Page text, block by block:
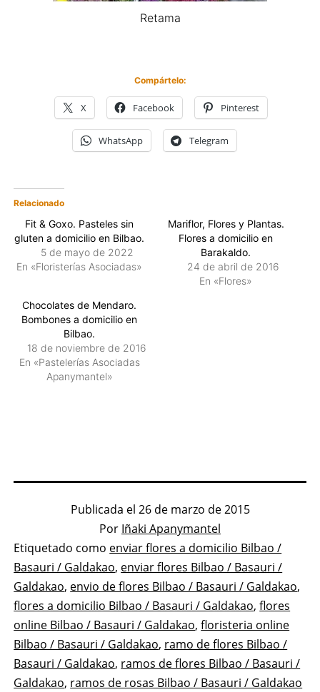
Retama
Compártelo:
X Facebook Pinterest
WhatsApp Telegram
Relacionado
Fit & Goxo. Pasteles sin
gluten a domicilio en Bilbao.
5 de mayo de 2022
En «Floristerías Asociadas»
Mariflor, Flores y Plantas.
Flores a domicilio en
Barakaldo.
24 de abril de 2016
En «Flores»
Chocolates de Mendaro.
Bombones a domicilio en
Bilbao.
18 de noviembre de 2016
En «Pastelerías Asociadas
Apanymantel»
Publicada el 26 de marzo de 2015
Por Iñaki Apanymantel
Categorizado
como
Flores
Etiquetado como enviar flores a domicilio Bilbao /
Basauri / Galdakao, enviar flores Bilbao / Basauri /
Galdakao, envio de flores Bilbao / Basauri / Galdakao,
flores a domicilio Bilbao / Basauri / Galdakao,flores
online Bilbao / Basauri / Galdakao,floristeria online
Bilbao / Basauri / Galdakao, ramo de flores Bilbao /
Basauri / Galdakao, ramos de flores Bilbao / Basauri /
Galdakao, ramos de rosas Bilbao / Basauri / Galdakao